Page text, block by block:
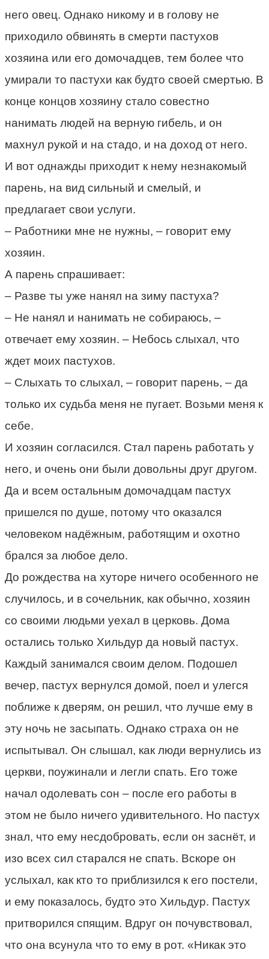
него овец. Однако никому и в голову не
приходило обвинять в смерти пастухов
хозяина или его домочадцев, тем более что
умирали то пастухи как будто своей смертью. В
конце концов хозяину стало совестно
нанимать людей на верную гибель, и он
махнул рукой и на стадо, и на доход от него.
И вот однажды приходит к нему незнакомый
парень, на вид сильный и смелый, и
предлагает свои услуги.
– Работники мне не нужны, – говорит ему
хозяин.
А парень спрашивает:
– Разве ты уже нанял на зиму пастуха?
– Не нанял и нанимать не собираюсь, –
отвечает ему хозяин. – Небось слыхал, что
ждет моих пастухов.
– Слыхать то слыхал, – говорит парень, – да
только их судьба меня не пугает. Возьми меня к
себе.
И хозяин согласился. Стал парень работать у
него, и очень они были довольны друг другом.
Да и всем остальным домочадцам пастух
пришелся по душе, потому что оказался
человеком надёжным, работящим и охотно
брался за любое дело.
До рождества на хуторе ничего особенного не
случилось, и в сочельник, как обычно, хозяин
со своими людьми уехал в церковь. Дома
остались только Хильдур да новый пастух.
Каждый занимался своим делом. Подошел
вечер, пастух вернулся домой, поел и улегся
поближе к дверям, он решил, что лучше ему в
эту ночь не засыпать. Однако страха он не
испытывал. Он слышал, как люди вернулись из
церкви, поужинали и легли спать. Его тоже
начал одолевать сон – после его работы в
этом не было ничего удивительного. Но пастух
знал, что ему несдобровать, если он заснёт, и
изо всех сил старался не спать. Вскоре он
услыхал, как кто то приблизился к его постели,
и ему показалось, будто это Хильдур. Пастух
притворился спящим. Вдруг он почувствовал,
что она всунула что то ему в рот. «Никак это